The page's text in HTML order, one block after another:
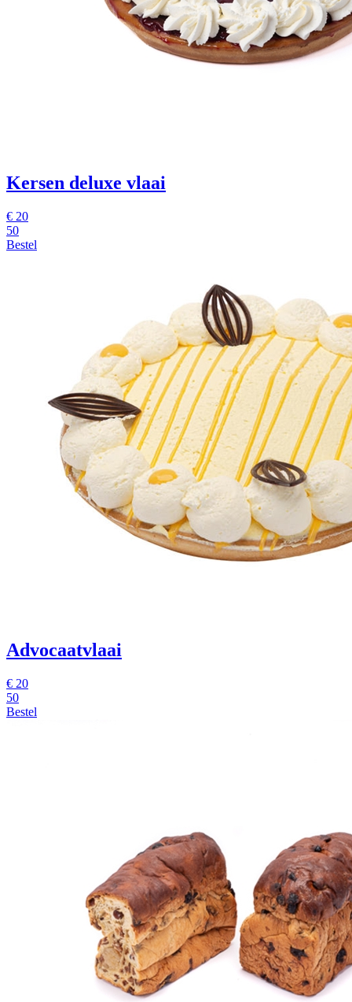
Kersen deluxe vlaai
€ 20
50
Bestel
Advocaatvlaai
€ 20
50
Bestel